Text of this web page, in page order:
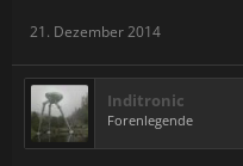
21. Dezember 2014
Inditronic
Forenlegende